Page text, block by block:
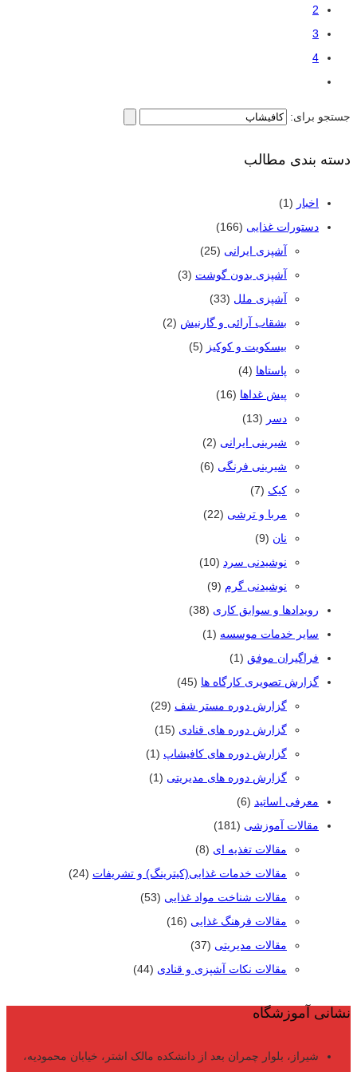
2
3
4
جستجو برای:
دسته بندی مطالب
اخبار (1)
دستورات غذایی (166)
آشپزی ایرانی (25)
آشپزی بدون گوشت (3)
آشپزی ملل (33)
بشقاب آرائی و گارنیش (2)
بیسکویت و کوکیز (5)
پاستاها (4)
پیش غداها (16)
دسر (13)
شیرینی ایرانی (2)
شیرینی فرنگی (6)
کیک (7)
مربا و ترشی (22)
نان (9)
نوشیدنی سرد (10)
نوشیدنی گرم (9)
رویدادها و سوابق کاری (38)
سایر خدمات موسسه (1)
فراگیران موفق (1)
گزارش تصویری کارگاه ها (45)
گزارش دوره مستر شف (29)
گزارش دوره های قنادی (15)
گزارش دوره های کافیشاپ (1)
گزارش دوره های مدیریتی (1)
معرفی اساتید (6)
مقالات آموزشی (181)
مقالات تغذیه ای (8)
مقالات خدمات غذایی(کیترینگ) و تشریفات (24)
مقالات شناخت مواد غذایی (53)
مقالات فرهنگ غذایی (16)
مقالات مدیریتی (37)
مقالات نکات آشپزی و قنادی (44)
نشانی آموزشگاه
شیراز، بلوار چمران بعد از دانشکده مالک اشتر، خیابان محمودیه،